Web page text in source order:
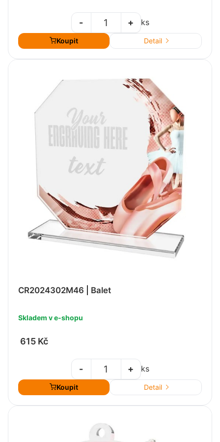
+
- ks
Koupit Detail
CR2024302M46 | Balet
Skladem v e-shopu
615 Kč
+
- ks
Koupit Detail